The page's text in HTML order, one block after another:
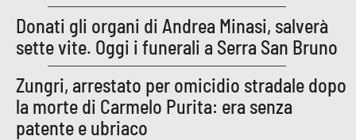
Donati gli organi di Andrea Minasi, salverà
sette vite. Oggi i funerali a Serra San Bruno
Zungri, arrestato per omicidio stradale dopo
la morte di Carmelo Purita: era senza
patente e ubriaco